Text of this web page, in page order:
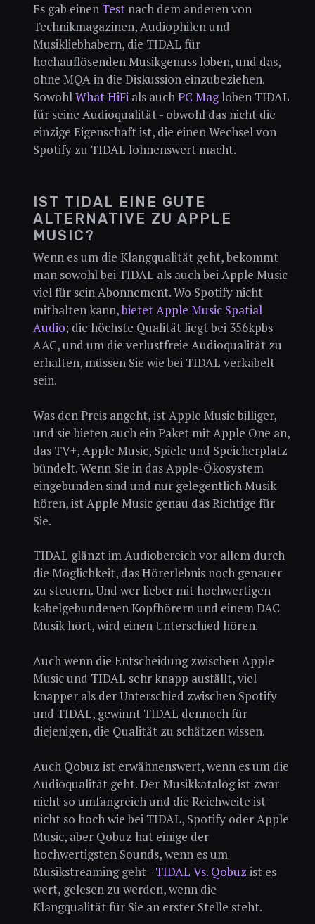
Es gab einen Testnach dem anderen von
Technikmagazinen, Audiophilen und
Musikliebhabern, die TIDAL für
hochauflösenden Musikgenuss loben, und das,
ohne MQA in die Diskussion einzubeziehen.
SowohlWhat HiFials auchPC Magloben TIDAL
für seine Audioqualität - obwohl das nicht die
einzige Eigenschaft ist, die einen Wechsel von
Spotify zu TIDAL lohnenswert macht.
IST TIDAL EINE GUTE
ALTERNATIVE ZU APPLE
MUSIC?
Wenn es um die Klangqualität geht, bekommt
man sowohl bei TIDAL als auch bei Apple Music
viel für sein Abonnement. Wo Spotify nicht
mithalten kann,bietet Apple Music Spatial
Audio; die höchste Qualität liegt bei 356kpbs
AAC, und um die verlustfreie Audioqualität zu
erhalten, müssen Sie wie bei TIDAL verkabelt
sein.
Was den Preis angeht, ist Apple Music billiger,
und sie bieten auch ein Paket mit Apple One an,
das TV+, Apple Music, Spiele und Speicherplatz
bündelt. Wenn Sie in das Apple-Ökosystem
eingebunden sind und nur gelegentlich Musik
hören, ist Apple Music genau das Richtige für
Sie.
TIDAL glänzt im Audiobereich vor allem durch
die Möglichkeit, das Hörerlebnis noch genauer
zu steuern. Und wer lieber mit hochwertigen
kabelgebundenen Kopfhörern und einem DAC
Musik hört, wird einen Unterschied hören.
Auch wenn die Entscheidung zwischen Apple
Music und TIDAL sehr knapp ausfällt, viel
knapper als der Unterschied zwischen Spotify
und TIDAL, gewinnt TIDAL dennoch für
diejenigen, die Qualität zu schätzen wissen.
Auch Qobuz ist erwähnenswert, wenn es um die
Audioqualität geht. Der Musikkatalog ist zwar
nicht so umfangreich und die Reichweite ist
nicht so hoch wie bei TIDAL, Spotify oder Apple
Music, aber Qobuz hat einige der
hochwertigsten Sounds, wenn es um
Musikstreaming geht - TIDAL Vs. Qobuz ist es
wert, gelesen zu werden, wenn die
Klangqualität für Sie an erster Stelle steht.